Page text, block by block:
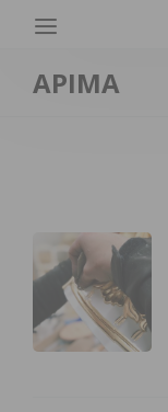
APIMA